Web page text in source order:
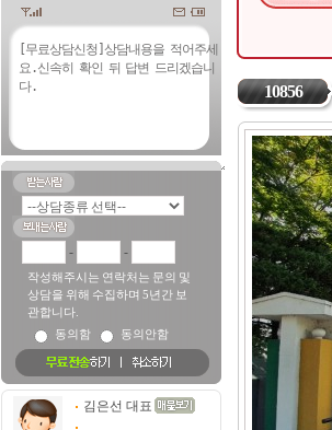
- -
작성해주시는 연락처는 문의 및
상담을 위해 수집하며 5년간 보
관합니다.
동의함
동의안함
김은선 대표
10856